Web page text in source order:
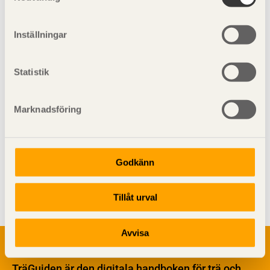
Inställningar
Statistik
Marknadsföring
Godkänn
Tillåt urval
Avvisa
Visa sajtkarta
Materialet trä